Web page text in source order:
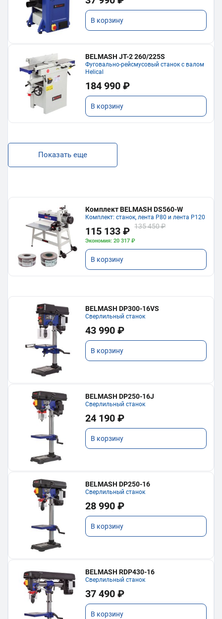
В корзину
BELMASH JT-2 260/225S
Фуговально-рейсмусовый станок с валом
Helical
184 990 ₽
В корзину
Показать еще
Комплект BELMASH DS560-W
Комплект: станок, лента P80 и лента P120
115 133 ₽ 135 450 ₽
Экономия: 20 317 ₽
В корзину
BELMASH DP300-16VS
Сверлильный станок
43 990 ₽
В корзину
BELMASH DP250-16J
Сверлильный станок
24 190 ₽
В корзину
BELMASH DP250-16
Сверлильный станок
28 990 ₽
В корзину
BELMASH RDP430-16
Сверлильный станок
37 490 ₽
В корзину